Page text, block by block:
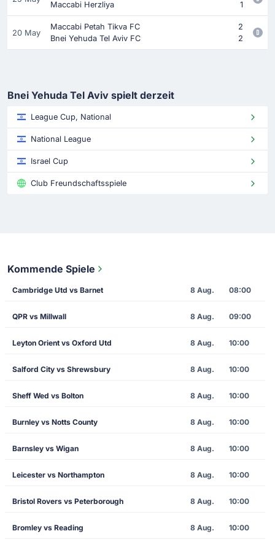
Maccabi Herzliya 1
20 May
Maccabi Petah Tikva FC
2
Bnei Yehuda Tel Aviv FC
2
Bnei Yehuda Tel Aviv spielt derzeit
League Cup, National
National League
Israel Cup
Club Freundschaftsspiele
Kommende Spiele
Cambridge Utd vs Barnet 8 Aug. 08:00
QPR vs Millwall 8 Aug. 09:00
Leyton Orient vs Oxford Utd 8 Aug. 10:00
Salford City vs Shrewsbury 8 Aug. 10:00
Sheff Wed vs Bolton 8 Aug. 10:00
Burnley vs Notts County 8 Aug. 10:00
Barnsley vs Wigan 8 Aug. 10:00
Leicester vs Northampton 8 Aug. 10:00
Bristol Rovers vs Peterborough 8 Aug. 10:00
Bromley vs Reading 8 Aug. 10:00